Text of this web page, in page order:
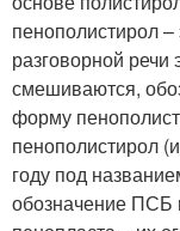
пенополистирол
разговорной речи
смешиваются,
форму
пенополистирол
году под
обозначение ПСБ